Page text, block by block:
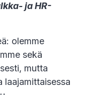
ja HR-
olemme
sekä
mutta
laajamittaisessa